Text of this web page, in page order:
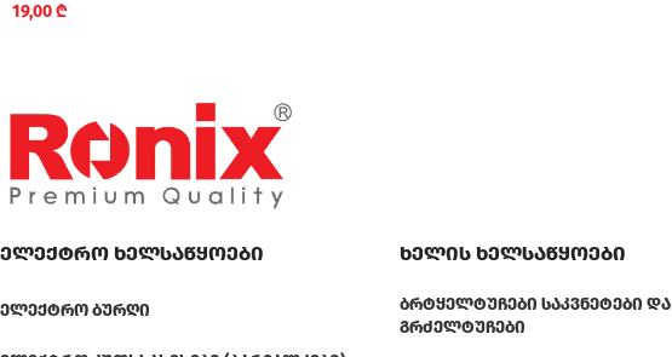
19,00₾
ელექტრო ხელსაწყოები
ᲔᲚᲔᲥᲢᲠᲝ ᲑᲣᲠᲦᲘ
ხელის ხელსაწყოები
ᲑᲠᲢᲧᲔᲚᲢᲣᲩᲔᲑᲘ ᲡᲐᲙᲕᲜᲔᲢᲔᲑᲘ ᲓᲐ
ᲒᲠᲫᲔᲚᲢᲣᲩᲔᲑᲘ